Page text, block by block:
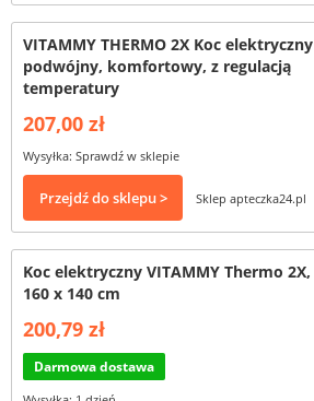
VITAMMY THERMO 2X Koc elektryczny
podwójny, komfortowy, z regulacją
temperatury
207,00 zł
Wysyłka: Sprawdź w sklepie
Przejdź do sklepu > Sklep apteczka24.pl
Koc elektryczny VITAMMY Thermo 2X,
160 x 140 cm
200,79 zł
Darmowa dostawa